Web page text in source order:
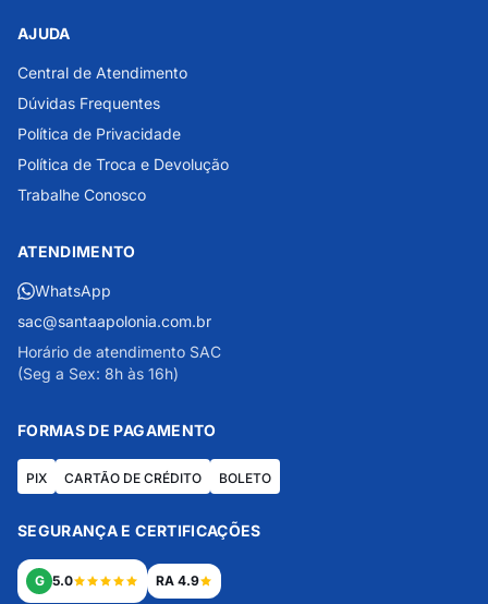
AJUDA
Central de Atendimento
Dúvidas Frequentes
Política de Privacidade
Política de Troca e Devolução
Trabalhe Conosco
ATENDIMENTO
WhatsApp
sac@santaapolonia.com.br
Horário de atendimento SAC
(Seg a Sex: 8h às 16h)
FORMAS DE PAGAMENTO
PIX CARTÃO DE CRÉDITO BOLETO
SEGURANÇA E CERTIFICAÇÕES
G 5.0 RA 4.9